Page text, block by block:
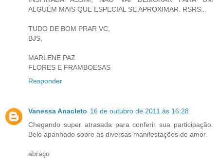
ALGUÉM MAIS QUE ESPECIAL SE APROXIMAR. RSRS...
TUDO DE BOM PRAR VC,
BJS,
MARLENE PAZ
FLORES E FRAMBOESAS
Responder
Vanessa Anacleto 16 de outubro de 2011 às 16:28
Chegando super atrasada para conferir sua participação.
Belo apanhado sobre as diversas manifestações de amor.
abraço